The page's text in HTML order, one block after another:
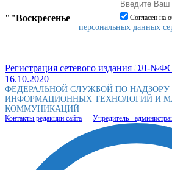
""Воскресенье Согласен на
персональных данных
Регистрация сетевого издания ЭЛ-
16.10.2020
ФЕДЕРАЛЬНОЙ СЛУЖБОЙ ПО НАДЗОРУ
ИНФОРМАЦИОННЫХ ТЕХНОЛОГИЙ И
КОММУНИКАЦИЙ
Контакты редакции сайта Учредитель -